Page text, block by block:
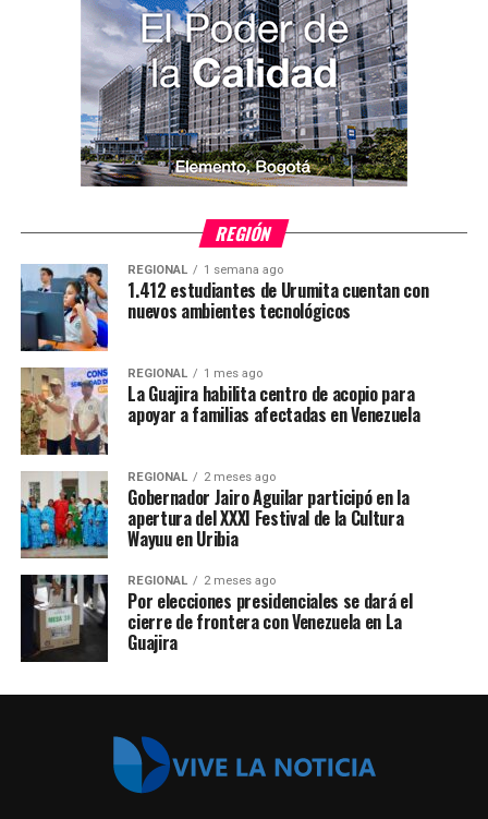
REGIÓN
REGIONAL 1 semana ago
1.412 estudiantes de Urumita cuentan con
nuevos ambientes tecnológicos
REGIONAL 1 mes ago
La Guajira habilita centro de acopio para
apoyar a familias afectadas en Venezuela
REGIONAL 2 meses ago
Gobernador Jairo Aguilar participó en la
apertura del XXXI Festival de la Cultura
Wayuu en Uribia
REGIONAL 2 meses ago
Por elecciones presidenciales se dará el
cierre de frontera con Venezuela en La
Guajira